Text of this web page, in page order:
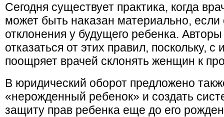
Сегодня существует практика, когда
может быть наказан материально, если
отклонения у будущего ребенка.
отказаться от этих правил, поскольку, с
поощряет врачей склонять женщин к
В юридический оборот предложено
«нерожденный ребенок» и создать
защиту прав ребенка еще до его